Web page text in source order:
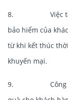
8. Việc tặng
bảo hiểm của
từ khi kết thúc
khuyến mại.
9. Công ty có